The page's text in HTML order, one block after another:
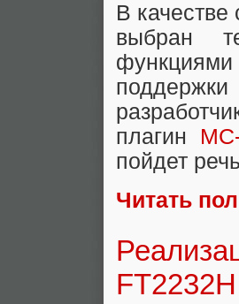
В
выбран
плагин
пойдет
Читать